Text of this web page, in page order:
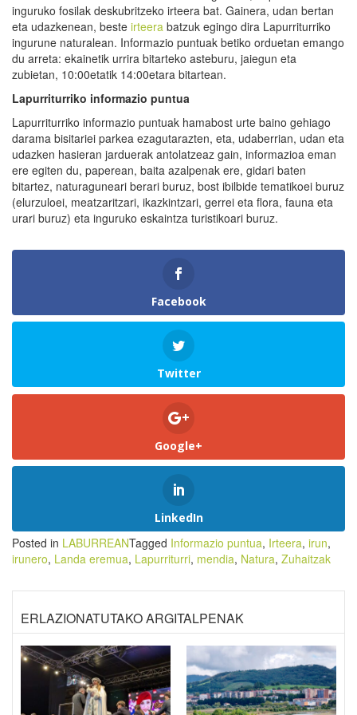
inguruko fosilak deskubritzeko irteera bat. Gainera, udan bertan
eta udazkenean, beste irteera batzuk egingo dira Lapurriturriko
ingurune naturalean. Informazio puntuak betiko orduetan emango
du arreta: ekainetik urrira bitarteko asteburu, jaiegun eta
zubietan, 10:00etatik 14:00etara bitartean.
Lapurriturriko informazio puntua
Lapurriturriko informazio puntuak hamabost urte baino gehiago
darama bisitariei parkea ezagutarazten, eta, udaberrian, udan eta
udazken hasieran jarduerak antolatzeaz gain, informazioa eman
ere egiten du, paperean, baita azalpenak ere, gidari baten
bitartez, naturaguneari berari buruz, bost ibilbide tematikoei buruz
(elurzuloei, meatzaritzari, ikazkintzari, gerrei eta flora, fauna eta
urari buruz) eta inguruko eskaintza turistikoari buruz.
Facebook
Twitter
Google+
LinkedIn
Posted in LABURREANTagged Informazio puntua, Irteera, irun,
irunero, Landa eremua, Lapurriturri, mendia, Natura, Zuhaitzak
ERLAZIONATUTAKO ARGITALPENAK